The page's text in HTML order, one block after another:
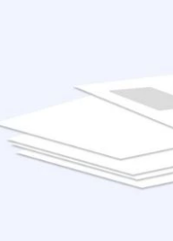
الصحي
الرعاية